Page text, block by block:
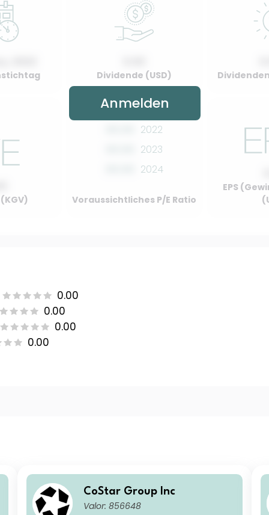
Dividende (USD)
2022
2023
2024
Voraussichtliches P/E Ratio
EPS
Anmelden
0.00
0.00
0.00
0.00
CoStar Group Inc
Valor: 856648